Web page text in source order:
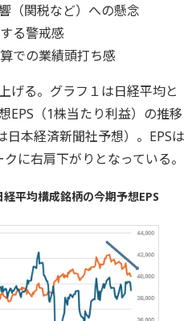
（関税など）への懸念
る警戒感
での業績頭打ち感
げる。グラフ１は日経平均と
EPS（1株当たり利益）の推移
日本経済新聞社予想）。EPSは
に右肩下がりとなっている。
経平均構成銘柄の今期予想EPS